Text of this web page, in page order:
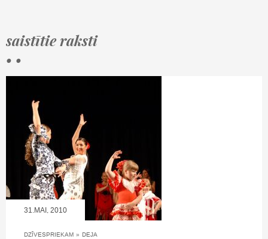
saistītie raksti
• •
31.MAI, 2010
DZĪVESPRIEKAM » DEJA